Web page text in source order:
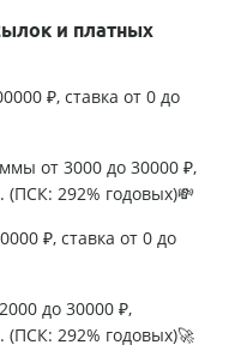
и платных
₽, ставка от 0 до
от 3000 до 30000 ₽,
(ПСК: 292% годовых)💸
₽, ставка от 0 до
до 30000 ₽,
(ПСК: 292% годовых)🚀